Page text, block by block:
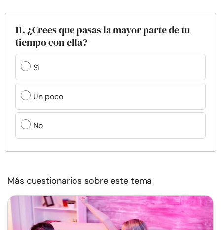
11. ¿Crees que pasas la mayor parte de tu
tiempo con ella?
Sí
Un poco
No
Más cuestionarios sobre este tema